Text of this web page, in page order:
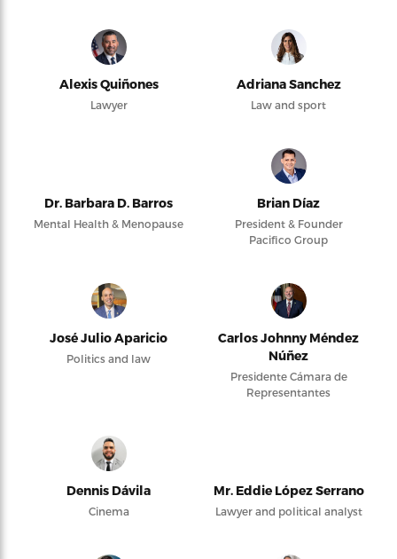
Alexis Quiñones
Lawyer
Adriana Sanchez
Law and sport
Dr. Barbara D. Barros
Mental Health & Menopause
Brian Díaz
President & Founder
Pacifico Group
José Julio Aparicio
Politics and law
Carlos Johnny Méndez
Núñez
Presidente Cámara de
Representantes
Dennis Dávila
Cinema
Mr. Eddie López Serrano
Lawyer and political analyst